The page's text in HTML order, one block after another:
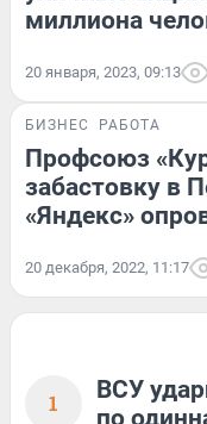
миллиона
20 января, 2023, 09:13
БИЗНЕС РАБОТА
Профсоюз
забастовку в
«Яндекс»
20 декабря, 2022, 11:17
1
ВСУ
по